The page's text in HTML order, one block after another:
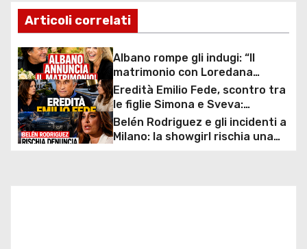
v
i
g
a
z
Articoli correlati
Albano rompe gli indugi: “Il
matrimonio con Loredana
Lecciso arriva”, la svolta dopo
anni insieme
Eredità Emilio Fede, scontro tra
le figlie Simona e Sveva:
tribunali, contestazioni e
patrimonio da milioni di euro al
centro della disputa
Belén Rodriguez e gli incidenti a
Milano: la showgirl rischia una